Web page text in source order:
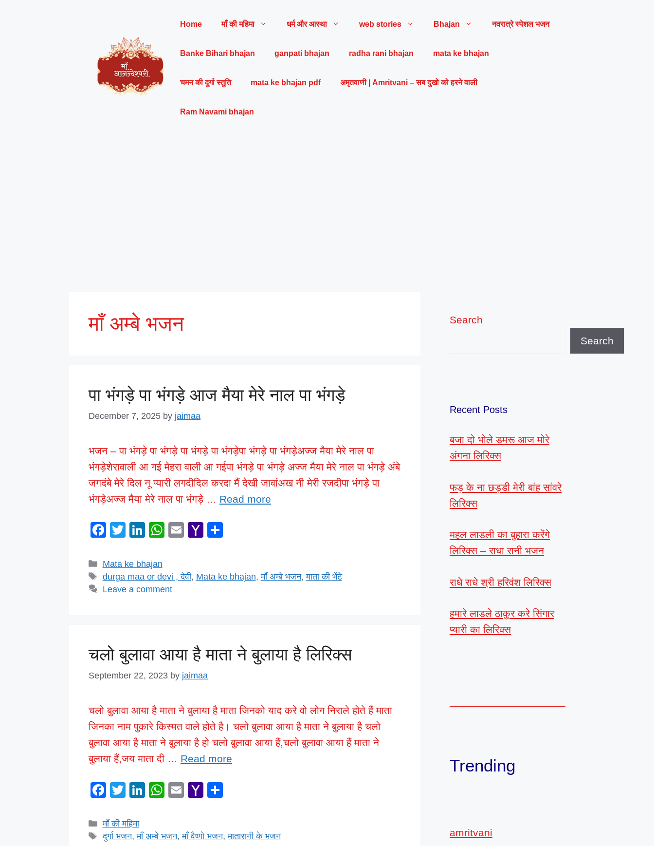
Home माँ की महिमा धर्म और आस्था web stories Bhajan नवरात्रे स्पेशल भजन
Banke Bihari bhajan ganpati bhajan radha rani bhajan mata ke bhajan
चमन की दुर्गा स्तुति mata ke bhajan pdf अमृतवाणी | Amritvani – सब दुखो को हरने वाली
Ram Navami bhajan
माँ अम्बे भजन
पा भंगड़े पा भंगड़े आज मैया मेरे नाल पा भंगड़े
December 7, 2025 by jaimaa
भजन – पा भंगड़े पा भंगड़े पा भंगड़े पा भंगड़ेपा भंगड़े पा भंगड़ेअज्ज मैया मेरे नाल पा
भंगड़ेशेरावाली आ गई मेहरा वाली आ गईपा भंगड़े पा भंगड़े अज्ज मैया मेरे नाल पा भंगड़े अंबे
जगदंबे मेरे दिल नू प्यारी लगदीदिल करदा मैं देखी जावांअख नी मेरी रजदीपा भंगड़े पा
भंगड़ेअज्ज मैया मेरे नाल पा भंगड़े … Read more
F
c
e
b
T
tt
er
Li
k
e
dI
W
s
A
E
Y
o
e
Categories
Mata ke bhajan
Tags
durga maa or devi , देवी, Mata ke bhajan,माँ अम्बे भजन,माता की भेंटे
Leave a comment
चलो बुलावा आया है माता ने बुलाया है लिरिक्स
September 22, 2023 by jaimaa
चलो बुलावा आया है माता ने बुलाया है माता जिनको याद करे वो लोग निराले होते हैं माता
जिनका नाम पुकारे किस्मत वाले होते है। चलो बुलावा आया है माता ने बुलाया है चलो
बुलावा आया है माता ने बुलाया है हो चलो बुलावा आया हैं,चलो बुलावा आया हैं माता ने
बुलाया हैं,जय माता दी … Read more
F
c
e
T
tt
er
Li
e
W
s
E
Y
o
e
Categories
माँ की महिमा
Tags
दुर्गा भजन,माँ अम्बे भजन,माँ वैष्णो भजन,मातारानी के भजन
Search
Search
Recent Posts
बजा दो भोले डमरू आज मोरे
अंगना लिरिक्स
फड़ के ना छड्डी मेरी बांह सांवरे
लिरिक्स
महल लाडली का बुहारा करेंगे
लिरिक्स – राधा रानी भजन
राधे राधे श्री हरिवंश लिरिक्स
हमारे लाडले ठाकुर करे सिंगार
प्यारी का लिरिक्स
Trending
amritvani